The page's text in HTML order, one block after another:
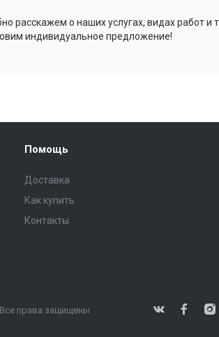
расскажем о наших услугах, видах работ и
индивидуальное предложение!
Помощь
Доставка
Как купить
Контакты
права защищены